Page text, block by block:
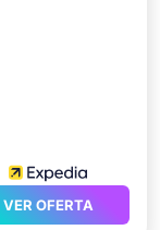
VER OFERTA